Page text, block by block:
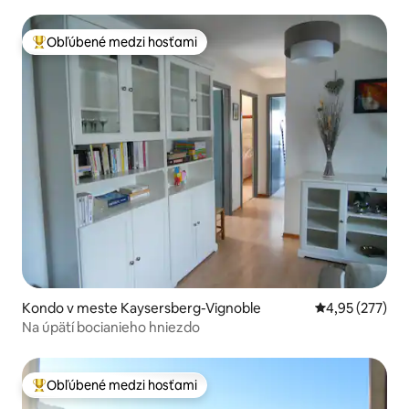
Najobľúbenejšie medzi hosťami
Obľúbené medzi hosťami
Kondo v meste Kaysersberg-Vignoble Priemerné
4,95 (277)
Na úpätí bocianieho hniezdo
Najobľúbenejšie medzi hosťami
Obľúbené medzi hosťami